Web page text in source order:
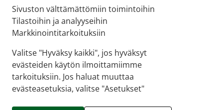
Sivuston välttämättömiin toimintoihin
Tilastoihin ja analyyseihin
Markkinointitarkoituksiin
Valitse "Hyväksy kaikki", jos hyväksyt
evästeiden käytön ilmoittamiimme
tarkoituksiin. Jos haluat muuttaa
evästeasetuksia, valitse "Asetukset"
Sähköpostiosoite:
kirjaamo@fimea.fi
Fimean vaihde:
029 522 3341